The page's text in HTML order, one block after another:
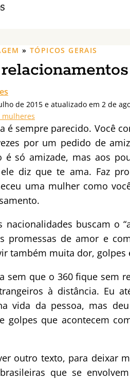
»TÓPICOS GERAIS
de 2015 e atualizado em 2 de
mulheres
é sempre parecido. Você
por um pedido de
é só amizade, mas aos
diz que te ama. Faz
uma mulher como
nacionalidades buscam o
promessas de amor e
também muita dor, golpes
sem que o 360 fique sem
à distância. Eu
vida da pessoa, mas
golpes que acontecem
outro texto, para deixar
que se